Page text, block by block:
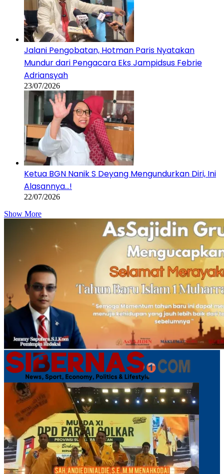
Jalani Pengobatan, Hotman Paris Nyatakan
Mundur dari Pengacara Eks Jampidsus Febrie
Adriansyah
23/07/2026
Ketua BGN Nanik S Deyang Mengundurkan Diri, Ini
Alasannya…!
22/07/2026
Show More